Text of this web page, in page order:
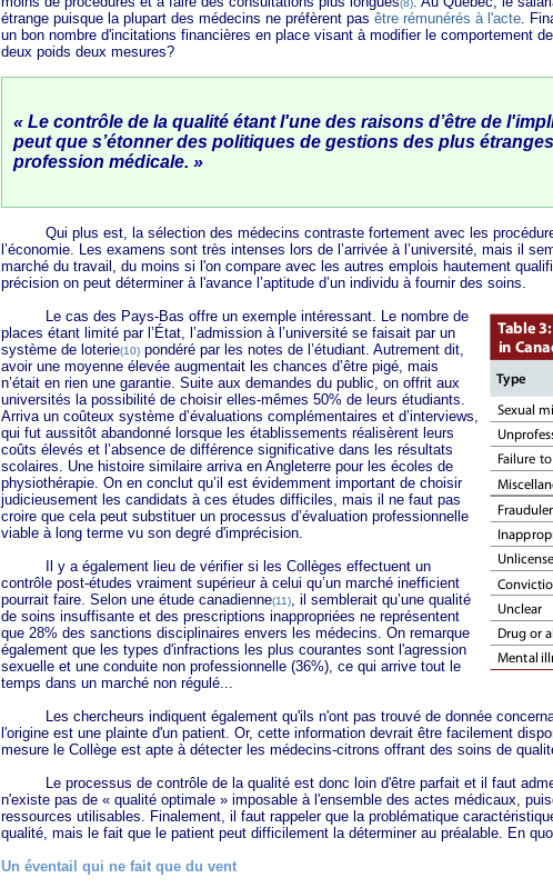
(8)
étrange puisque la plupart des médecins ne préfèrent pas être rémunérés à l'acte .
un bon nombre d'incitations financières en place visant à modifier le comportement
deux poids deux mesures?
« Le contrôle de la qualité étant l'une des raisons d’être de
peut que s’étonner des politiques de gestions des plus
profession médicale. »
Qui plus est, la sélection des médecins contraste fortement avec les
l’économie. Les examens sont très intenses lors de l’arrivée à l’université, mais il
marché du travail, du moins si l'on compare avec les autres emplois hautement
précision on peut déterminer à l'avance l’aptitude d’un individu à fournir des soins.
Le cas des Pays-Bas offre un exemple intéressant. Le nombre de
places étant limité par l’État, l’admission à l’université se faisait par un
système de loterie(10) pondéré par les notes de l’étudiant. Autrement dit,
avoir une moyenne élevée augmentait les chances d’être pigé, mais
n’était en rien une garantie. Suite aux demandes du public, on offrit aux
universités la possibilité de choisir elles-mêmes 50% de leurs étudiants.
Arriva un coûteux système d’évaluations complémentaires et d’interviews,
qui fut aussitôt abandonné lorsque les établissements réalisèrent leurs
coûts élevés et l’absence de différence significative dans les résultats
scolaires. Une histoire similaire arriva en Angleterre pour les écoles de
physiothérapie. On en conclut qu’il est évidemment important de choisir
judicieusement les candidats à ces études difficiles, mais il ne faut pas
croire que cela peut substituer un processus d’évaluation professionnelle
viable à long terme vu son degré d'imprécision.
Il y a également lieu de vérifier si les Collèges effectuent un
contrôle post-études vraiment supérieur à celui qu’un marché inefficient
pourrait faire. Selon une étude canadienne(11), il semblerait qu’une qualité
de soins insuffisante et des prescriptions inappropriées ne représentent
que 28% des sanctions disciplinaires envers les médecins. On remarque
également que les types d'infractions les plus courantes sont l'agression
sexuelle et une conduite non professionnelle (36%), ce qui arrive tout le
temps dans un marché non régulé...
Les chercheurs indiquent également qu'ils n'ont pas trouvé de donnée
l'origine est une plainte d'un patient. Or, cette information devrait être facilement
mesure le Collège est apte à détecter les médecins-citrons offrant des soins de
Le processus de contrôle de la qualité est donc loin d'être parfait et il faut
n'existe pas de « qualité optimale » imposable à l'ensemble des actes médicaux,
ressources utilisables. Finalement, il faut rappeler que la problématique
qualité, mais le fait que le patient peut difficilement la déterminer au préalable. En
Un éventail qui ne fait que du vent